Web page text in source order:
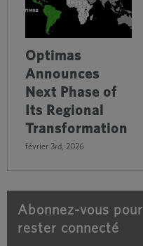
Optimas
Announces
Next Phase of
Its Regional
Transformation
février 3rd, 2026
Abonnez-vous pour
rester connecté